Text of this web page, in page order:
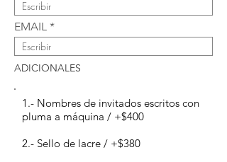
EMAIL
ADICIONALES
1.- Nombres de invitados escritos con
pluma a máquina / +$400
2.- Sello de lacre / +$380